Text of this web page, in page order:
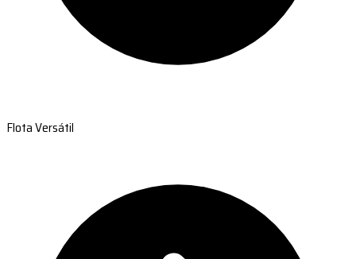
Flota Versátil